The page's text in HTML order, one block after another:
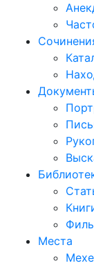
Места